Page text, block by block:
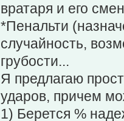
вратаря и его
*Пенальти
случайность,
грубости...
Я предлагаю
ударов, причем
1) Берется %